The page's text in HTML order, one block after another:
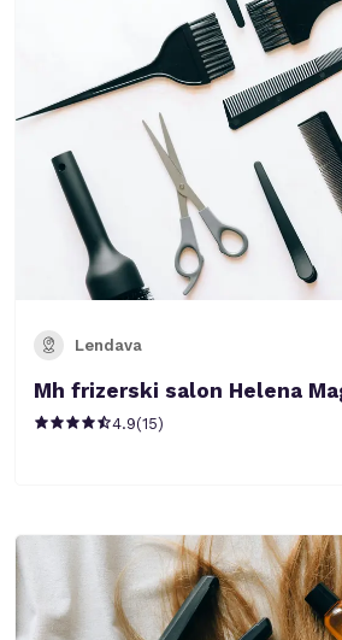
Lendava
Mh frizerski salon Helena
4.9(15)